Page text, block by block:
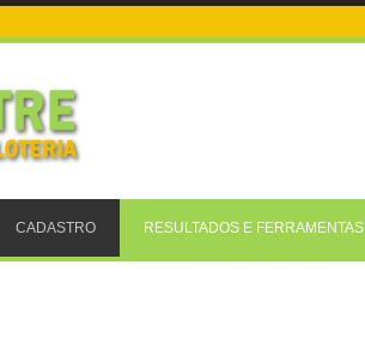
CADASTRO RESULTADOS E FERRAMENTAS